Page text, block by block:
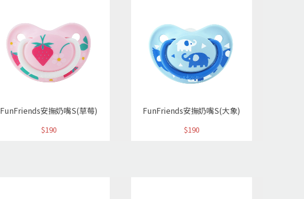
FunFriends安撫奶嘴S(草莓)
$190
FunFriends安撫奶嘴S(大象)
$190